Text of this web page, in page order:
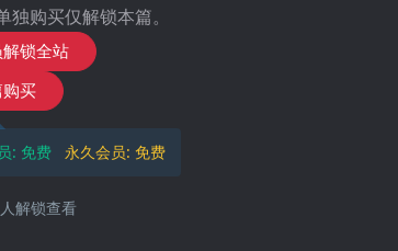
购买仅解锁本篇。
解锁全站
购买
: 免费 永久会员:免费
人解锁查看